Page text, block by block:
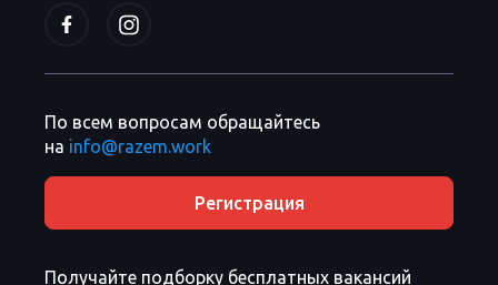
По всем вопросам обращайтесь
на info@razem.work
Регистрация
Получайте подборку бесплатных вакансий